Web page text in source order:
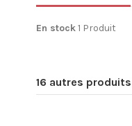
En stock1 Produit
16 autres